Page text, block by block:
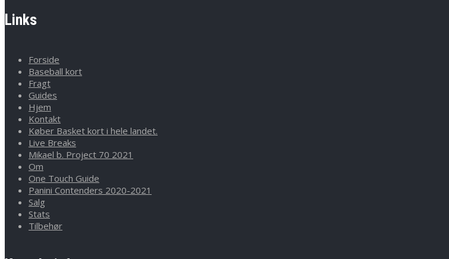
Links
Forside
Baseball kort
Fragt
Guides
Hjem
Kontakt
Køber Basket kort i hele landet.
Live Breaks
Mikael b. Project 70 2021
Om
One Touch Guide
Panini Contenders 2020-2021
Salg
Stats
Tilbehør